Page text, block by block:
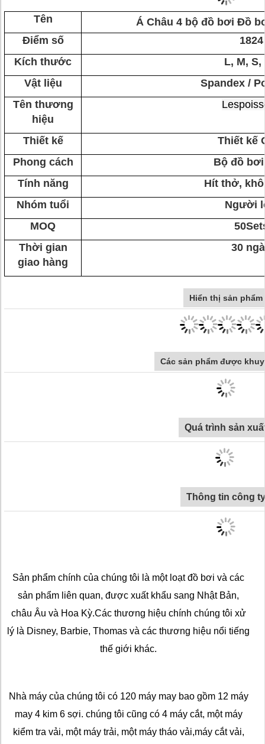
Tên
Á Châu 4 bộ đồ bơi Đồ
Điểm số
1824
Kích thước
L, M, S,
Vật liệu
Spandex /
Tên thương
hiệu
Thiết kế
Thiết kế
Phong cách
Bộ đồ
Tính năng
Hít thở,
Nhóm tuổi
Người
MOQ
Thời gian
giao hàng
30
Hiển thị sản phẩm
Các sản phẩm được
Quá trình sản
Thông tin công ty
Sản phẩm chính của chúng tôi là một loạt đồ bơi và các
sản phẩm liên quan, được xuất khẩu sang Nhật Bản,
châu Âu và Hoa Kỳ.Các thương hiệu chính chúng tôi xử
lý là Disney, Barbie, Thomas và các thương hiệu nổi tiếng
thế giới khác.
Nhà máy của chúng tôi có 120 máy may bao gồm 12 máy
may 4 kim 6 sợi. chúng tôi cũng có 4 máy cắt, một máy
kiểm tra vải, một máy trải, một máy tháo vải,máy cắt vải,